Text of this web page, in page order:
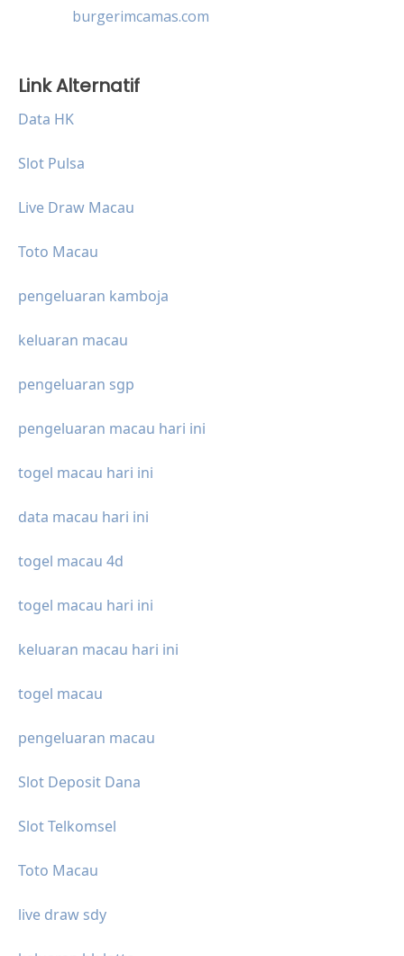
burgerimcamas.com
Link Alternatif
Data HK
Slot Pulsa
Live Draw Macau
Toto Macau
pengeluaran kamboja
keluaran macau
pengeluaran sgp
pengeluaran macau hari ini
togel macau hari ini
data macau hari ini
togel macau 4d
togel macau hari ini
keluaran macau hari ini
togel macau
pengeluaran macau
Slot Deposit Dana
Slot Telkomsel
Toto Macau
live draw sdy